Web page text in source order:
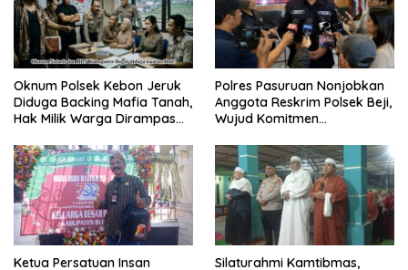
Oknum Polsek Kebon Jeruk
Diduga Backing Mafia Tanah,
Hak Milik Warga Dirampas
Polres Pasuruan Nonjobkan
Anggota Reskrim Polsek Beji,
Wujud Komitmen
Dugaan Penganiayaan
Ketua Persatuan Insan
Silaturahmi Kamtibmas,